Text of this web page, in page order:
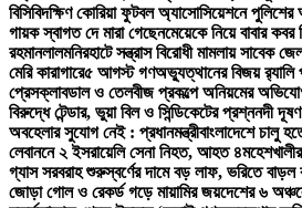
বিসিবিদক্ষিণ কোরিয়া ফুটবল অ্যাসোসিয়েশনে পুলিশের
গায়ক স্বাগত দে মারা গেছেনমেয়েকে নিয়ে বাবার কবর
রহমানলালমনিরহাটে সন্ত্রাস বিরোধী মামলায় সাবেক
মেরি কারাগারে৫ আগস্ট গণঅভ্যুত্থানের বিজয় র‍্যালি
প্রেসক্লাবডাল ও তেলবীজ প্রকল্পে অনিয়মের
বিরুদ্ধে টেন্ডার, ভুয়া বিল ও সিন্ডিকেটের প্রশ্ননদী
অবহেলার সুযোগ নেই : প্রধানমন্ত্রীবাংলাদেশে চালু
লেবাননে ২ ইসরায়েলি সেনা নিহত, আহত ৪
গ্যাস সরবরাহ শুরুস্বর্ণের দামে বড় লাফ, ভরিতে
জোড়া গোল ও রেকর্ড গড়ে মায়ামির জয়দেশের ৬